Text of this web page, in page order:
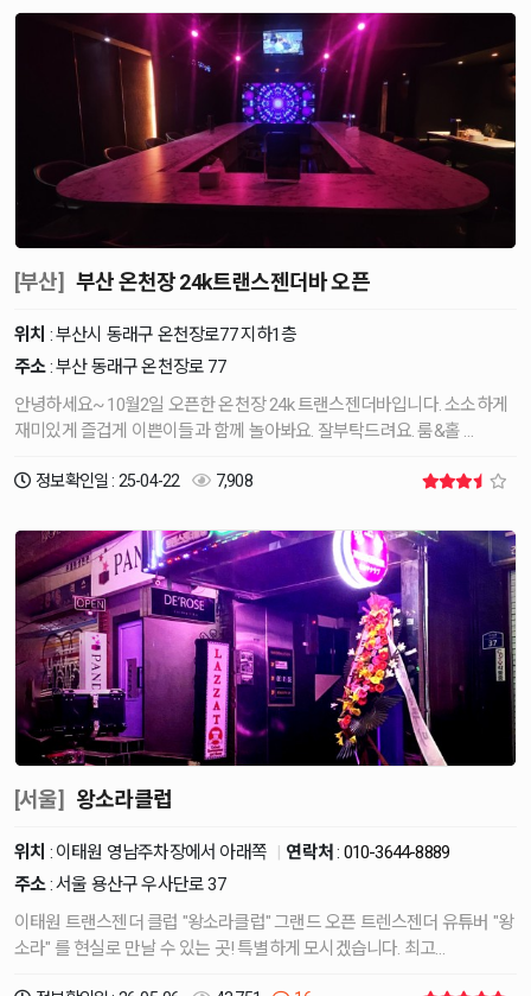
[부산] 부산 온천장 24k트랜스젠더바 오픈
위치 : 부산시 동래구 온천장로77 지하1층
주소: 부산 동래구 온천장로 77
안녕하세요~ 10월2일 오픈한 온천장 24k 트랜스젠더바입니다. 소소하게
정보확인일 : 25-04-22 7,908
[서울] 왕소라클럽
위치 : 이태원 영남주차장에서 아래쪽 | 연락처 : 010-3644-8889
주소: 서울 용산구 우사단로 37
이태원 트랜스젠더 클럽 "왕소라클럽" 그랜드 오픈 트렌스젠더 유튜버 "왕
소라" 를 현실로 만날 수 있는 곳! 특별하게 모시겠습니다. 최고…